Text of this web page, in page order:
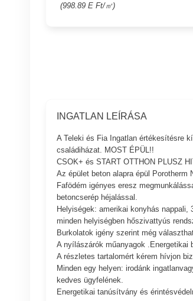
(998.89 E Ft/㎡)
INGATLAN LEÍRÁSA
A Teleki és Fia Ingatlan értékesítésre
családiházat. MOST ÉPÜL!!
CSOK+ és START OTTHON PLUSZ
Az épület beton alapra épül
Fafödém igényes eresz
betoncserép héjalással.
Helyiségek: amerikai konyhás
minden helyiségben hőszivattyús
Burkolatok igény szerint még
A nyílászárók műanyagok .Energetikai
A részletes tartalomért kérem hívjon
Minden egy helyen: irodánk
kedves ügyfelének.
Energetikai tanúsítvány és